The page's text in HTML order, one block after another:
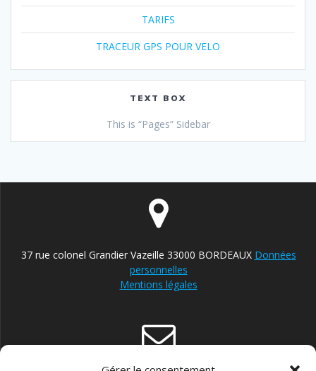
TARIFS
TRACEUR GPS POUR VELO
TEXT BOX
This is “Pages” Sidebar
37 rue colonel Grandier Vazeille 33000 BORDEAUX Données
personnelles
Mentions légales